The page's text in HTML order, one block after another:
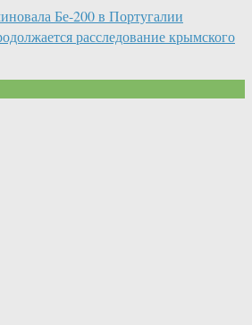
Бе-200 в Португалии
расследование крымского